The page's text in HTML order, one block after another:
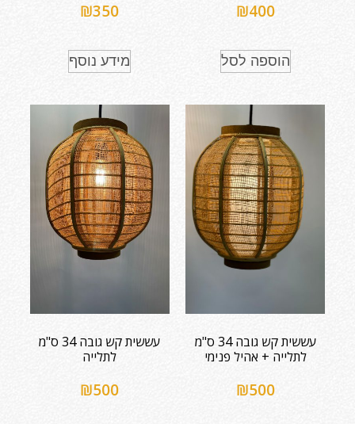
₪400
הוספה לסל
₪350
מידע נוסף
עששית קש גובה 34 ס"מ
לתלייה + אהיל פנימי
₪500
עששית קש גובה 34 ס"מ
לתלייה
₪500